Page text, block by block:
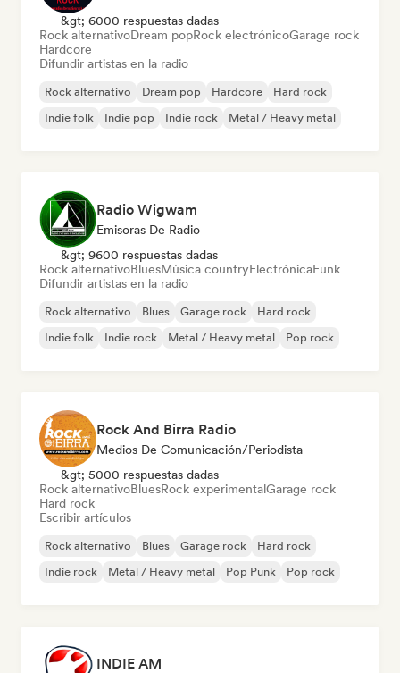
&gt; 6000 respuestas dadas
Rock alternativoDream popRock electrónicoGarage rock
Hardcore
Difundir artistas en la radio
Rock alternativo Dream pop Hardcore
Hard rock
Indie folk
Indie pop Indie rock Metal / Heavy metal
Radio Wigwam
Emisoras De Radio
&gt; 9600 respuestas dadas
Rock alternativoBluesMúsica countryElectrónicaFunk
Difundir artistas en la radio
Rock alternativo Blues Garage rock
Hard rock
Indie folk
Indie rock Metal / Heavy metal Pop rock
Rock And Birra Radio
Medios De Comunicación/Periodista
&gt; 5000 respuestas dadas
Rock alternativoBluesRock experimentalGarage rock
Hard rock
Escribir artículos
Rock alternativo Blues Garage rock
Hard rock
Indie rock
Metal / Heavy metal Pop Punk Pop rock
INDIE AM